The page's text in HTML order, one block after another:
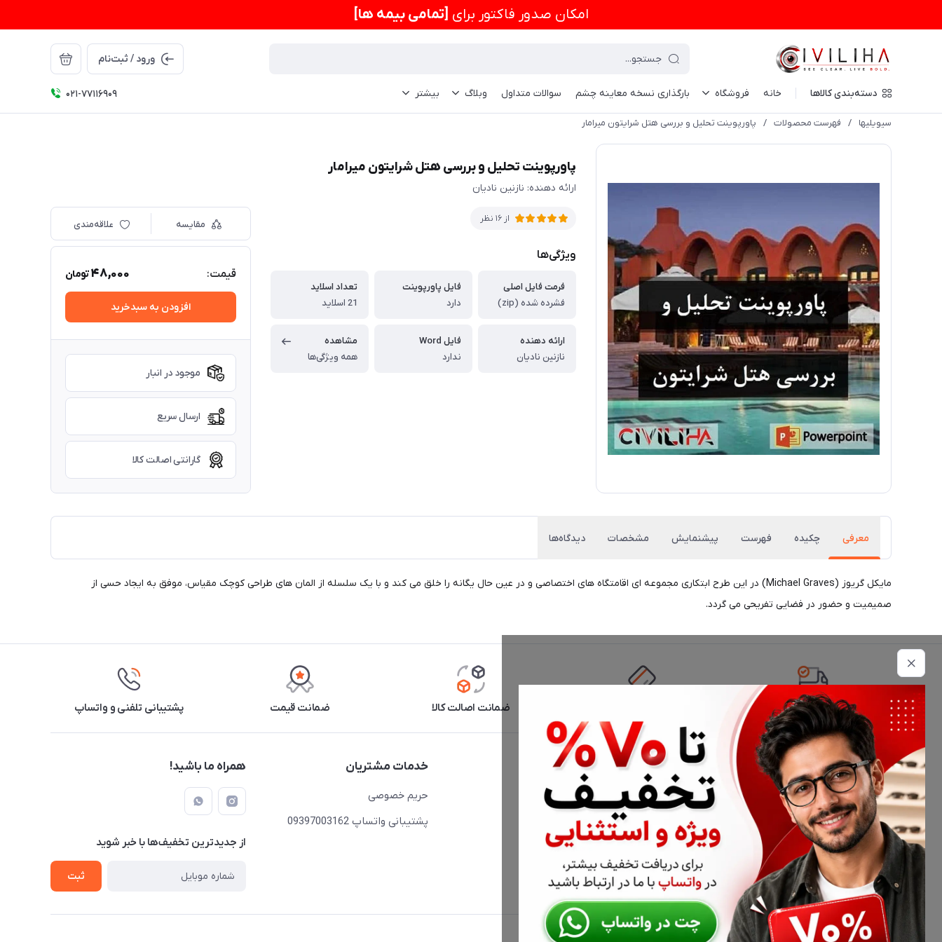
امكان صدور فاکتور برای [تمامی بیمه ها]
ورود / ثبت‌نام
دسته‌بندی کالاها خانه فروشگاه بارگذاری نسخه معاینه چشم سوالات متداول وبلاگ بیشتر 021-77116909
سیویلیها / فهرست محصولات / پاورپوینت تحلیل و بررسی هتل شرایتون میرامار
پاورپوینت تحلیل و بررسی هتل شرایتون میرامار
ارائه دهنده: نازنین نادیان
از 16 نظر
ویژگی‌ها
فرمت فایل اصلی
فشرده شده (zip)
فایل پاورپوینت
دارد
تعداد اسلاید
21 اسلاید
ارائه دهنده
نازنین نادیان
فایل Word
ندارد
مشاهده
همه ویژگی‌ها
مقایسه علاقه‌مندی
قیمت: 48,000تومان
افزودن به سبدخرید
موجود در انبار
ارسال سریع
گارانتی اصالت کالا
معرفی چکیده فهرست پیشنمایش مشخصات دیدگاه‌ها
مایکل گریوز (Michael Graves) در این طرح ابتکاری مجموعه ای اقامتگاه های اختصاصی و در عین حال یگانه را خلق می کند و با یک سلسله از المان های طراحی کوچک مقیاس، موفق به ایجاد حسی از
صمیمیت و حضور در فضایی تفریحی می گردد.
تحویل اکسپرس ضمانت اصالت کالا ضمانت قیمت پشتیبانی تلفنی و واتساپ
اطلاعات تماس
02177116909
info@civiliha.com
ارسال فوری در تهران + ارسال به سراسر کشور
دسترسی سریع
حساب کاربری
مجله فروشگاه
لیست محصولات
درباره ما
خدمات مشتریان
حریم خصوصی
پشتیبانی واتساپ 09397003162
همراه ما باشید!
از جدید‌ترین تخفیف‌ها با‌ خبر شوید
ثبت